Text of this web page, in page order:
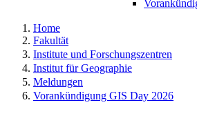
Home
Fakultät
Institute und Forschungszentren
Institut für Geographie
Meldungen
Vorankündigung GIS Day 2026